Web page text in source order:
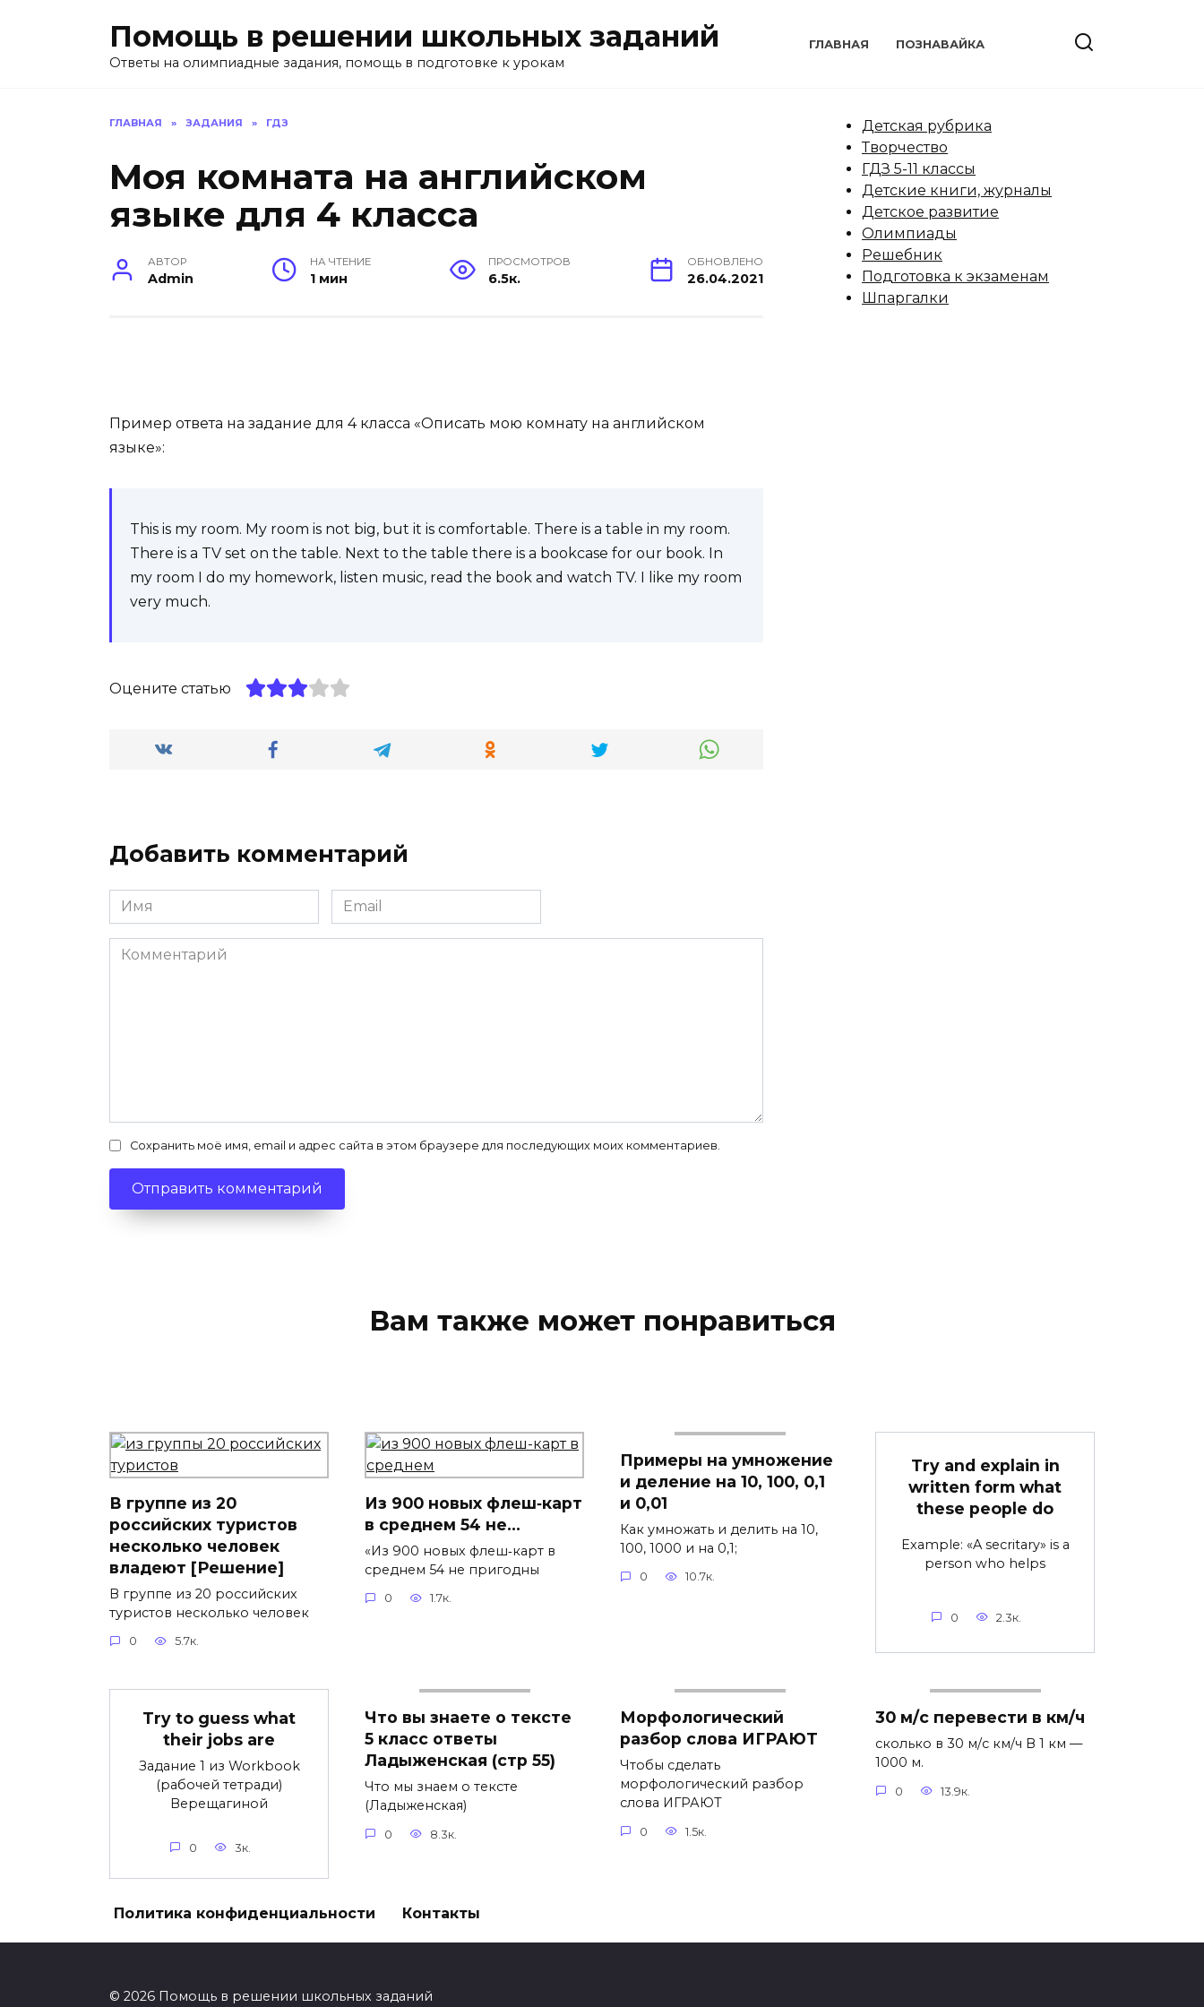
Помощь в решении школьных заданий
Ответы на олимпиадные задания, помощь в подготовке к урокам
ГЛАВНАЯ ПОЗНАВАЙКА
ГЛАВНАЯ » ЗАДАНИЯ » ГДЗ
Моя комната на английском
языке для 4 класса
АВТОР
Admin
НА ЧТЕНИЕ
1 мин
ПРОСМОТРОВ
6.5к.
ОБНОВЛЕНО
26.04.2021
Пример ответа на задание для 4 класса «Описать мою комнату на английском
языке»:
This is my room. My room is not big, but it is comfortable. There is a table in my room.
There is a TV set on the table. Next to the table there is a bookcase for our book. In
my room I do my homework, listen music, read the book and watch TV. I like my room
very much.
Оцените статью
Добавить комментарий
Имя
*
Email
*
Комментарий
Сохранить моё имя, email и адрес сайта в этом браузере для последующих моих комментариев.
Детская рубрика
Творчество
ГДЗ 5-11 классы
Детские книги, журналы
Детское развитие
Олимпиады
Решебник
Подготовка к экзаменам
Шпаргалки
Вам также может понравиться
В группе из 20
российских туристов
несколько человек
владеют [Решение]
В группе из 20 российских
туристов несколько человек
0 5.7к.
Из 900 новых флеш‐карт
в среднем 54 не…
«Из 900 новых флеш‐карт в
среднем 54 не пригодны
0 1.7к.
Примеры на умножение
и деление на 10, 100, 0,1
и 0,01
Как умножать и делить на 10,
100, 1000 и на 0,1;
0 10.7к.
Try and explain in
written form what
these people do
Example: «A secritary» is a
person who helps
0 2.3к.
Try to guess what
their jobs are
Задание 1 из Workbook
(рабочей тетради)
Верещагиной
0 3к.
Что вы знаете о тексте
5 класс ответы
Ладыженская (стр 55)
Что мы знаем о тексте
(Ладыженская)
0 8.3к.
Морфологический
разбор слова ИГРАЮТ
Чтобы сделать
морфологический разбор
слова ИГРАЮТ
0 1.5к.
30 м/с перевести в км/ч
сколько в 30 м/с км/ч В 1 км —
1000 м.
0 13.9к.
Политика конфиденциальности Контакты
© 2026 Помощь в решении школьных заданий